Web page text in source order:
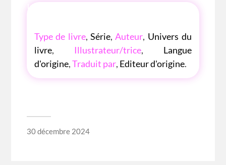
LES P'TITES LISTES DES BIBLIOTHÈQUE
Type de livre, Série, Auteur, Univers du
livre, Illustrateur/trice, Langue
d'origine,Traduit par, Editeur d'origine.
30 décembre 2024